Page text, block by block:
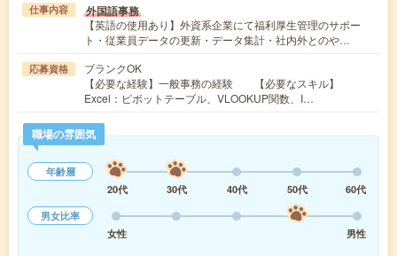
仕事内容 外国語事務
【英語の使用あり】外資系企業にて福利厚生管理のサポー
ト・従業員データの更新・データ集計・社内外とのや…
応募資格
ブランクOK
【必要な経験】一般事務の経験 【必要なスキル】
Excel：ピボットテーブル、VLOOKUP関数、I…
職場の雰囲気
年齢層
20代
30代 40代 50代
60代
男女比率
女性
男性